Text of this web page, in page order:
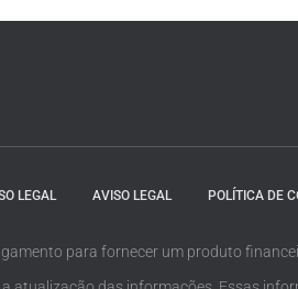
LEGAL AVISO LEGAL POLÍTICA DE
para fornecer um produto